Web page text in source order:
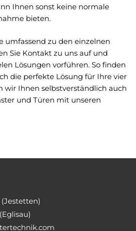
Ihnen sonst keine normale
bieten.
umfassend zu den einzelnen
Sie Kontakt zu uns auf und
Lösungen vorführen. So finden
die perfekte Lösung für Ihre vier
wir Ihnen selbstverständlich auch
und Türen mit unseren
(Jestetten)